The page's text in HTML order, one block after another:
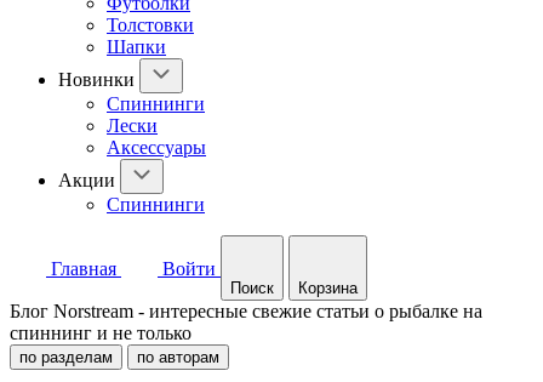
Толстовки
Шапки
Новинки
Спиннинги
Лески
Аксессуары
Акции
Спиннинги
Главная Войти
Поиск Корзина
Блог Norstream - интересные свежие статьи о рыбалке на
спиннинг и не только
по разделам по авторам